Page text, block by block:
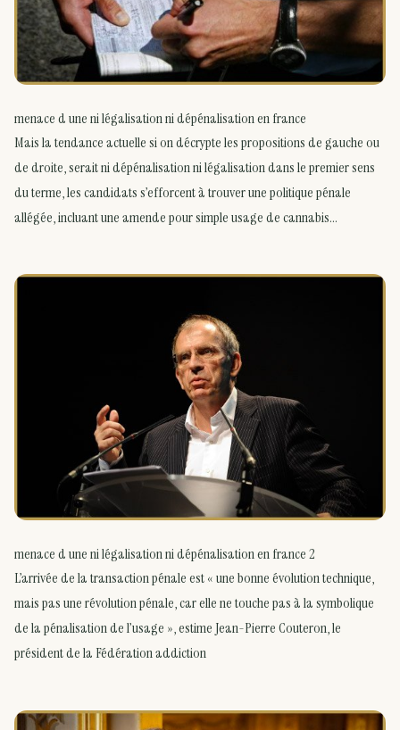
menace d une ni légalisation ni dépénalisation en france
Mais la tendance actuelle si on décrypte les propositions de gauche ou
de droite, serait ni dépénalisation ni légalisation dans le premier sens
du terme, les candidats s’efforcent à trouver une politique pénale
allégée, incluant une amende pour simple usage de cannabis…
menace d une ni légalisation ni dépénalisation en france 2
L’arrivée de la transaction pénale est « une bonne évolution technique,
mais pas une révolution pénale, car elle ne touche pas à la symbolique
de la pénalisation de l’usage », estime Jean-Pierre Couteron, le
président de la Fédération addiction